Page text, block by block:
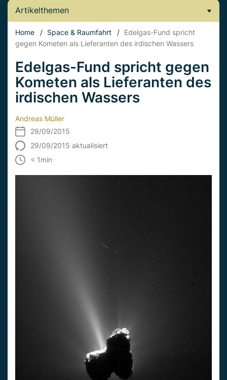
Artikelthemen
Home / Space & Raumfahrt / Edelgas-Fund spricht
gegen Kometen als Lieferanten des irdischen Wassers
Edelgas-Fund spricht gegen
Kometen als Lieferanten des
irdischen Wassers
Andreas Müller
29/09/2015
29/09/2015 aktualisiert
< 1min